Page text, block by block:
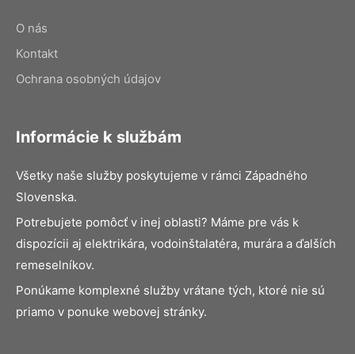
O nás
Kontakt
Ochrana osobných údajov
Informácie k službám
Všetky naše služby poskytujeme v rámci Západného
Slovenska.
Potrebujete pomôcť v inej oblasti? Máme pre vás k
dispozícii aj elektrikára, vodoinštalatéra, murára a ďalších
remeselníkov.
Ponúkame komplexné služby vrátane tých, ktoré nie sú
priamo v ponuke webovej stránky.